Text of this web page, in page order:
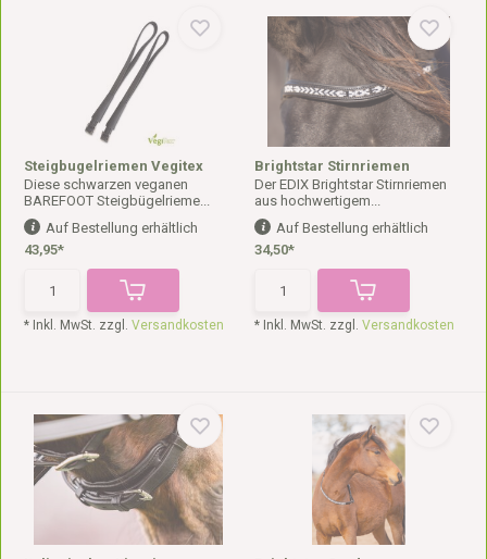
Steigbugelriemen Vegitex
Diese schwarzen veganen
BAREFOOT Steigbügelrieme...
Auf Bestellung erhältlich
43,95*
* Inkl. MwSt. zzgl.Versandkosten
Brightstar Stirnriemen
Der EDIX Brightstar Stirnriemen
aus hochwertigem...
Auf Bestellung erhältlich
34,50*
* Inkl. MwSt. zzgl. Versandkosten